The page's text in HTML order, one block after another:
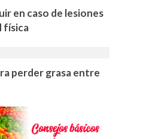
en caso de lesiones
física
perder grasa entre